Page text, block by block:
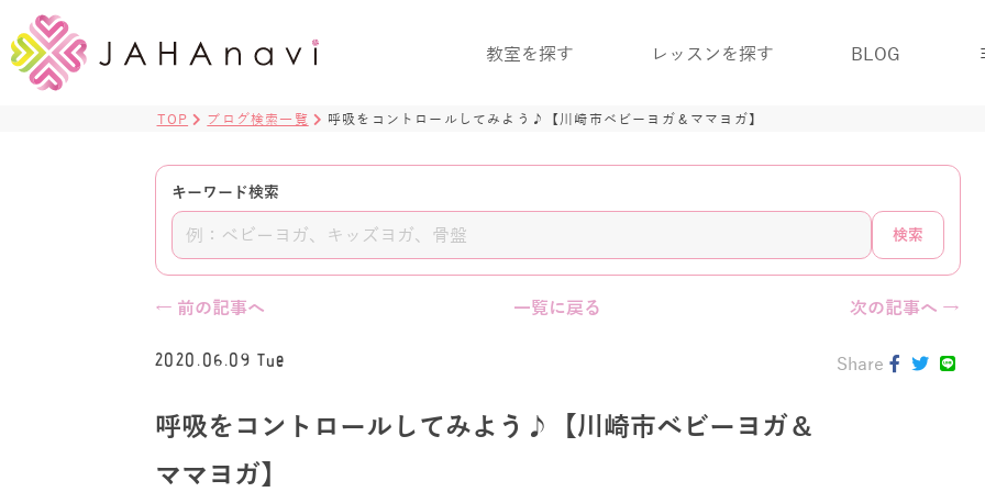
教室を探す レッスンを探す BLOG
TOP ブログ検索一覧 呼吸をコントロールしてみよう♪【川崎市ベビーヨガ＆ママヨガ】
キーワード検索
検索
← 前の記事へ 一覧に戻る 次の記事へ →
2020.06.09 Tue
呼吸をコントロールしてみよう♪【川崎市ベビーヨガ＆
ママヨガ】
Share